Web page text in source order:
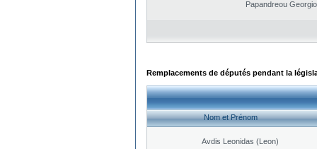
Papandreou
Remplacements de députés pendant la
Nom et Prénom
Avdis Leonidas (Leon)